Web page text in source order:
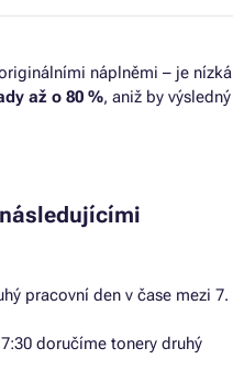
náplněmi – je nízká
až o 80 %, aniž by výsledný
pracovní den v čase mezi 7.
doručíme tonery druhý